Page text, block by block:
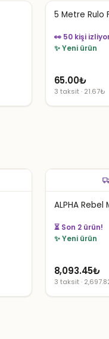
5 Metre Rulo
👀 50 kişi
✨ Yeni ürün
65.00₺
3 taksit · 21.67₺
ALPHA Rebel
👀 58 kişi izliyor
✨ Yeni ürün
8,093.45₺
3 taksit ·